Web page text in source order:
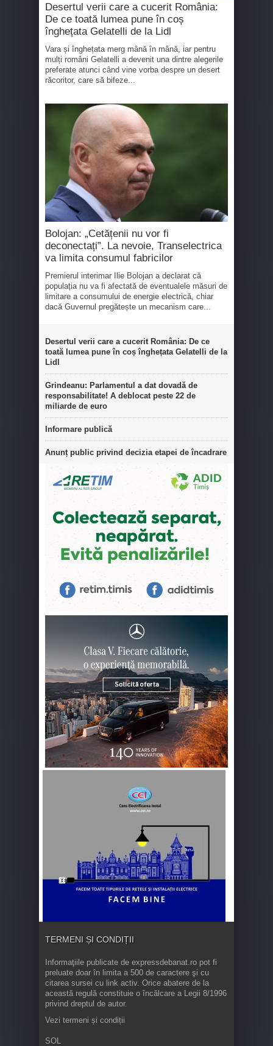
Desertul verii care a cucerit România:
De ce toată lumea pune în coș
înghețata Gelatelli de la Lidl
Vara și înghețata merg mână în mână, iar pentru
mulți români Gelatelli a devenit una dintre alegerile
preferate atunci când vine vorba despre un desert
răcoritor, care să bifeze...
Bolojan: „Cetățenii nu vor fi
deconectați”. La nevoie, Transelectrica
va limita consumul fabricilor
Premierul interimar Ilie Bolojan a declarat că
populația nu va fi afectată de eventualele măsuri de
limitare a consumului de energie electrică, chiar
dacă Guvernul pregătește un mecanism care...
Desertul verii care a cucerit România: De ce
toată lumea pune în coș înghețata Gelatelli de la
Lidl
Grindeanu: Parlamentul a dat dovadă de
responsabilitate! A deblocat peste 22 de
miliarde de euro
Informare publică
Anunț public privind decizia etapei de încadrare
TERMENI ȘI CONDIȚII
Informaţiile publicate de expressdebanat.ro pot fi
preluate doar în limita a 500 de caractere şi cu
citarea sursei cu link activ. Orice abatere de la
această regulă constituie o încălcare a Legii 8/1996
privind dreptul de autor.
Vezi termeni și condiții
SOL